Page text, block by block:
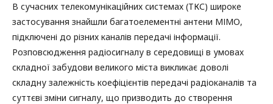
В сучасних телекомунікаційних системах (ТКС) широке
застосування знайшли багатоелементні антени МІМО,
підключені до різних каналів передачі інформації.
Розповсюдження радіосигналу в середовищі в умовах
складної забудови великого міста викликає доволі
складну залежність коефіцієнтів передачі радіоканалів та
суттєві зміни сигналу, що призводить до створення